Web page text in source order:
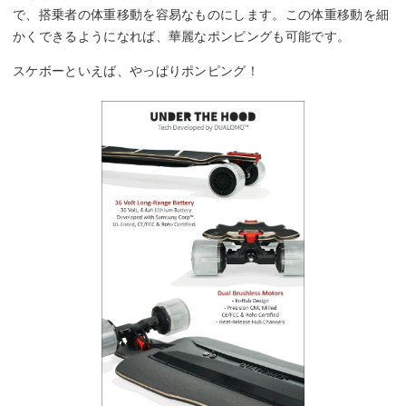
で、搭乗者の体重移動を容易なものにします。この体重移動を細
かくできるようになれば、華麗なポンピングも可能です。
スケボーといえば、やっぱりポンピング！